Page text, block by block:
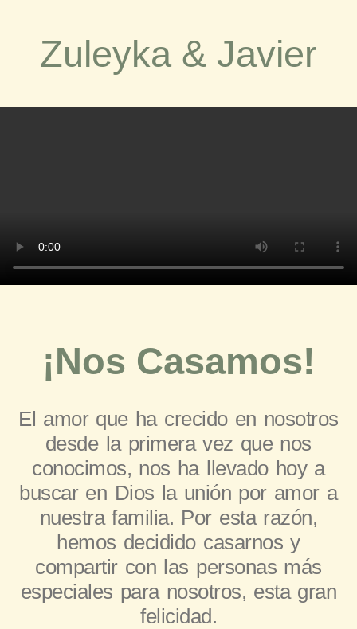
Zuleyka & Javier
¡Nos Casamos!
El amor que ha crecido en nosotros
desde la primera vez que nos
conocimos, nos ha llevado hoy a
buscar en Dios la unión por amor a
nuestra familia. Por esta razón,
hemos decidido casarnos y
compartir con las personas más
especiales para nosotros, esta gran
felicidad.